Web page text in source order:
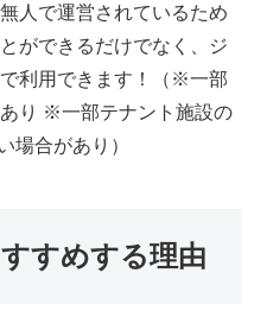
人で運営されているため
ができるだけでなく、ジ
利用できます！（※一部
り ※一部テナント施設の
場合があり）
すめする理由